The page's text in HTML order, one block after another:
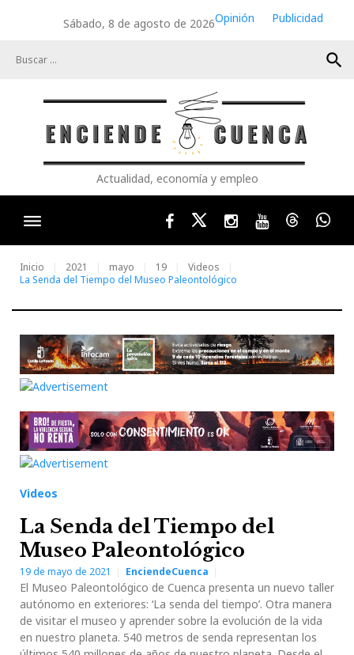
Sábado, 8 de agosto de 2026Opinión
Publicidad
search
Actualidad, economía y empleo
FacebookTwitterInstagram
YoutubeThreads
Inicio 2021 mayo 19
Videos
La Senda del Tiempo del Museo Paleontológico
Videos
La Senda del Tiempo del
Museo Paleontológico
19 de mayo de 2021 EnciendeCuenca
El Museo Paleontológico de Cuenca presenta un nuevo taller
autónomo en exteriores: ‘La senda del tiempo’. Otra manera
de visitar el museo y aprender sobre la evolución de la vida
en nuestro planeta. 540 metros de senda representan los